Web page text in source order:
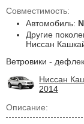
Совместимость:
Автомобиль:
Другие
Ниссан
Ветровики -
Ниссан
2014
Описание: